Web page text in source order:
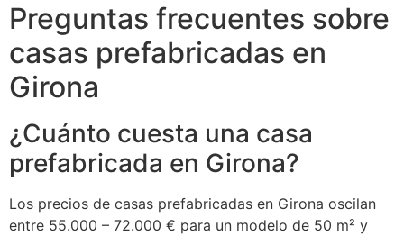
Preguntas frecuentes sobre
casas prefabricadas en
Girona
¿Cuánto cuesta una casa
prefabricada en Girona?
Los precios de casas prefabricadas en Girona oscilan
entre 55.000 – 72.000 € para un modelo de 50 m² y